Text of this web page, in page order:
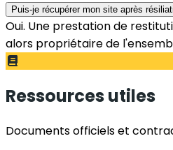
Puis-je récupérer mon site après
Oui. Une prestation de
alors propriétaire de
Ressources utiles
Documents officiels et